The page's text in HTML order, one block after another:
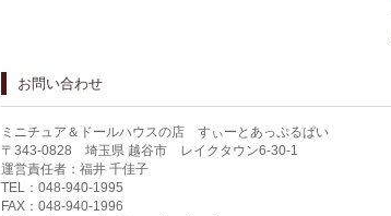
お問い合わせ
ミニチュア＆ドールハウスの店 すぃーとあっぷるぱい
〒343-0828 埼玉県 越谷市 レイクタウン6-30-1
運営責任者：福井 千佳子
TEL：048-940-1995
FAX：048-940-1996